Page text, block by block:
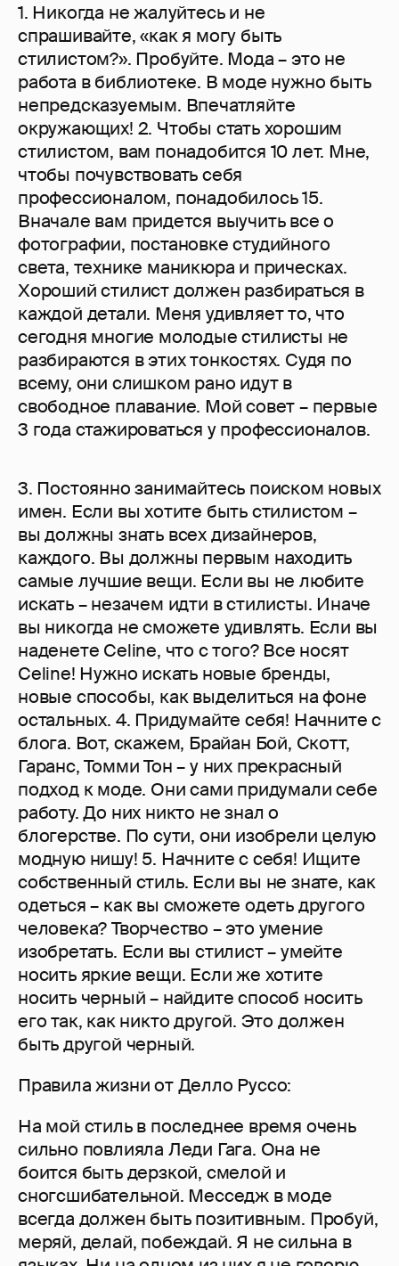
1. Никогда не жалуйтесь и не
спрашивайте, «как я могу быть
стилистом?». Пробуйте. Мода – это не
работа в библиотеке. В моде нужно быть
непредсказуемым. Впечатляйте
окружающих! 2. Чтобы стать хорошим
стилистом, вам понадобится 10 лет. Мне,
чтобы почувствовать себя
профессионалом, понадобилось 15.
Вначале вам придется выучить все о
фотографии, постановке студийного
света, технике маникюра и прическах.
Хороший стилист должен разбираться в
каждой детали. Меня удивляет то, что
сегодня многие молодые стилисты не
разбираются в этих тонкостях. Судя по
всему, они слишком рано идут в
свободное плавание. Мой совет – первые
3 года стажироваться у профессионалов.
3. Постоянно занимайтесь поиском новых
имен. Если вы хотите быть стилистом –
вы должны знать всех дизайнеров,
каждого. Вы должны первым находить
самые лучшие вещи. Если вы не любите
искать – незачем идти в стилисты. Иначе
вы никогда не сможете удивлять. Если вы
наденете Celine, что с того? Все носят
Celine! Нужно искать новые бренды,
новые способы, как выделиться на фоне
остальных. 4. Придумайте себя! Начните с
блога. Вот, скажем, Брайан Бой, Скотт,
Гаранс, Томми Тон – у них прекрасный
подход к моде. Они сами придумали себе
работу. До них никто не знал о
блогерстве. По сути, они изобрели целую
модную нишу! 5. Начните с себя! Ищите
собственный стиль. Если вы не знате, как
одеться – как вы сможете одеть другого
человека? Творчество – это умение
изобретать. Если вы стилист – умейте
носить яркие вещи. Если же хотите
носить черный – найдите способ носить
его так, как никто другой. Это должен
быть другой черный.
Правила жизни от Делло Руссо:
На мой стиль в последнее время очень
сильно повлияла Леди Гага. Она не
боится быть дерзкой, смелой и
сногсшибательной. Месседж в моде
всегда должен быть позитивным. Пробуй,
меряй, делай, побеждай. Я не сильна в